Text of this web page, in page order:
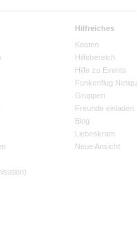
Hilfreiches
Kosten
Hilfebereich
Hilfe zu Events
Funkenflug
Gruppen
Freunde einladen
Blog
Liebeskram
Neue Ansicht